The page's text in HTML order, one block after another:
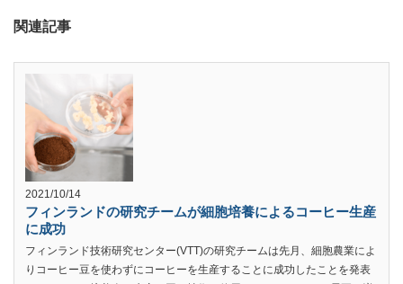
関連記事
2021/10/14
フィンランドの研究チームが細胞培養によるコーヒー生産
に成功
フィンランド技術研究センター(VTT)の研究チームは先月、細胞農業によ
りコーヒー豆を使わずにコーヒーを生産することに成功したことを発表